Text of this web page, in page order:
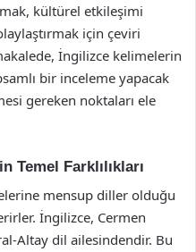
kültürel etkileşimi
için çeviri
İngilizce kelimelerin
bir inceleme yapacak
gereken noktaları ele
Temel Farklılıkları
mensup diller olduğu
İngilizce, Cermen
Altay dil ailesindendir. Bu